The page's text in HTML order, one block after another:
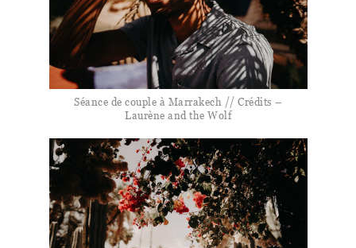
Séance de couple à Marrakech // Crédits –
Laurène and the Wolf